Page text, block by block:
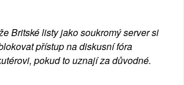
Britské listy jako soukromý server si
přístup na diskusní fóra
pokud to uznají za důvodné.